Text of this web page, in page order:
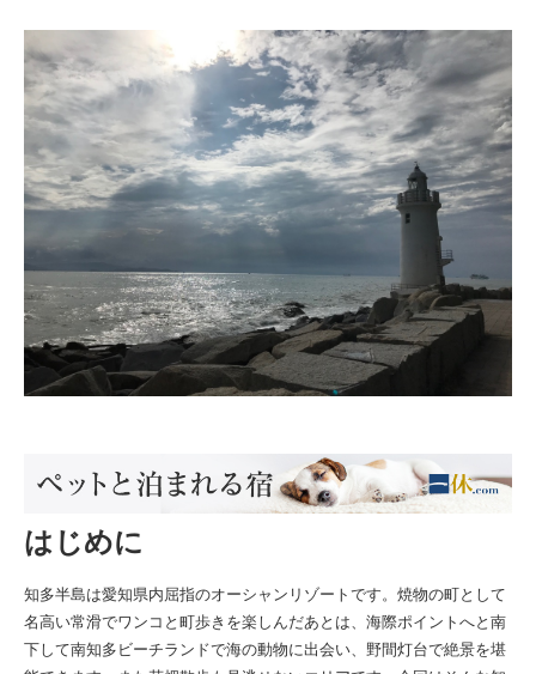
はじめに
知多半島は愛知県内屈指のオーシャンリゾートです。焼物の町として
名高い常滑でワンコと町歩きを楽しんだあとは、海際ポイントへと南
下して南知多ビーチランドで海の動物に出会い、野間灯台で絶景を堪